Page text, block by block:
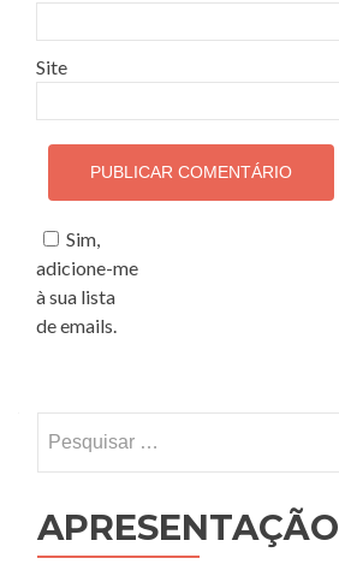
Site
Sim,
adicione-me
à sua lista
de emails.
APRESENTAÇÃO